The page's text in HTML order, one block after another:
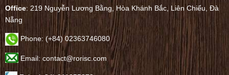
Office: 219 Nguyễn Lương Bằng, Hòa Khánh Bắc, Liên Chiểu, Đà
Nẵng
Phone:(+84) 02363746080
Email: contact@rorisc.com